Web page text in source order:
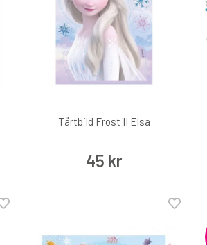
Tårtbild Frost II Elsa
45 kr